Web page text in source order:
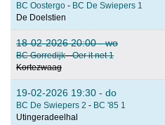
BC Oostergo - BC De Swiepers 1
De Doelstien
18-02-2026 20:00 - wo
BC Gorredijk-Oer it net 1
Kortezwaag
19-02-2026 19:30 - do
BC De Swiepers 2 - BC '85 1
Utingeradeelhal